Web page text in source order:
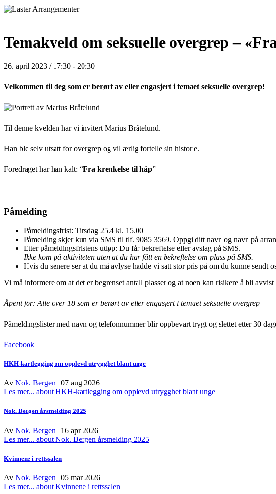
Temakveld om seksuelle overgrep –
26. april 2023 / 17:30 - 20:30
Velkommen til deg som er berørt av eller engasjert i temaet seksuelle overgrep!
Til denne kvelden har vi invitert Marius Bråtelund.
Han ble selv utsatt for overgrep og vil ærlig fortelle sin historie.
Foredraget har han kalt: “Fra krenkelse til håp”
Påmelding
Påmeldingsfrist: Tirsdag 25.4 kl. 15.00
Påmelding skjer kun via SMS til tlf. 9085 3569. Oppgi ditt navn og navn på
Etter påmeldingsfristens utløp: Du får bekreftelse eller avslag på SMS.
Ikke kom på aktiviteten uten at du har fått en bekreftelse om plass på SMS.
Hvis du senere ser at du må avlyse hadde vi satt stor pris på om du kunne sendt
Vi må informere om at det er begrenset antall plasser og at noen kan risikere å bli
Åpent for: Alle over 18 som er berørt av eller engasjert i temaet seksuelle overgrep
Påmeldingslister med navn og telefonnummer blir oppbevart trygt og slettet etter 30
Facebook
HKH-kartlegging om opplevd utrygghet blant unge
Av Nok. Bergen | 07 aug 2026
Les mer... about HKH-kartlegging om opplevd utrygghet blant unge
Nok. Bergen årsmelding 2025
Av Nok. Bergen | 16 apr 2026
Les mer... about Nok. Bergen årsmelding 2025
Kvinnene i rettssalen
Av Nok. Bergen | 05 mar 2026
Les mer... about Kvinnene i rettssalen